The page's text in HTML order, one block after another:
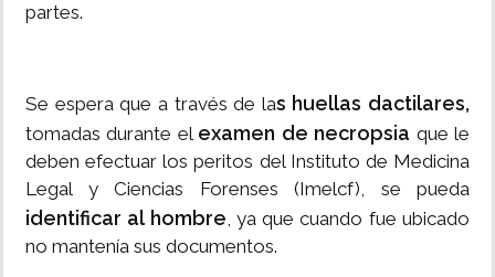
partes.
Se espera que a través de las huellas dactilares,
tomadas durante el examen de necropsia que le
deben efectuar los peritos del Instituto de Medicina
Legal y Ciencias Forenses (Imelcf), se pueda
identificar al hombre, ya que cuando fue ubicado
no mantenía sus documentos.